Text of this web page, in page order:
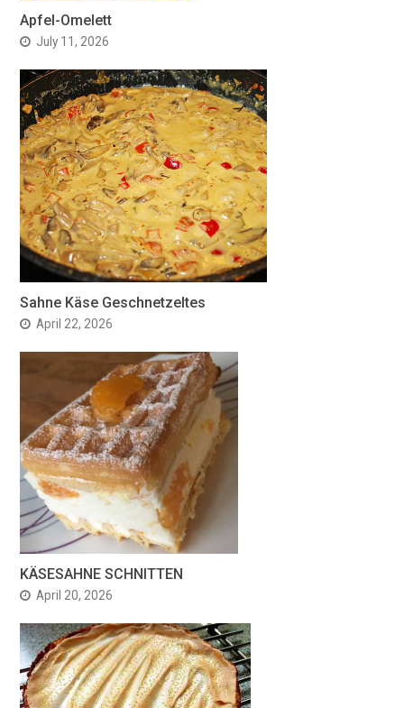
Apfel-Omelett
July 11, 2026
Sahne Käse Geschnetzeltes
April 22, 2026
KÄSESAHNE SCHNITTEN
April 20, 2026